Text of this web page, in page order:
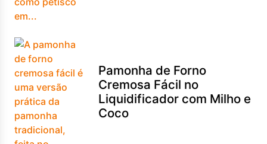
Pamonha de Forno
Cremosa Fácil no
Liquidificador com Milho e
Coco